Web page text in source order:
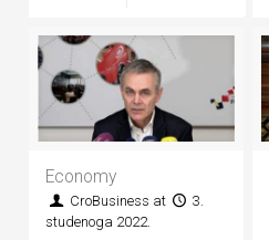
Economy
CroBusiness at
3.
studenoga 2022.